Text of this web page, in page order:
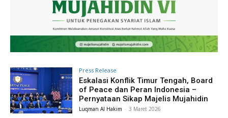
Press Release
Eskalasi Konflik Timur Tengah, Board
of Peace dan Peran Indonesia –
Pernyataan Sikap Majelis Mujahidin
Luqman Al Hakim - 3 Maret 2026